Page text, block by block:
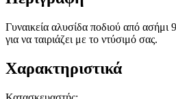
Γυναικεία αλυσίδα ποδιού από
για να ταιριάζει με το ντύσιμό σας.
Χαρακτηριστικά